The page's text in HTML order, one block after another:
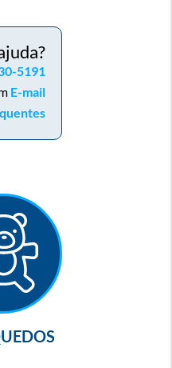
5191
E-mail